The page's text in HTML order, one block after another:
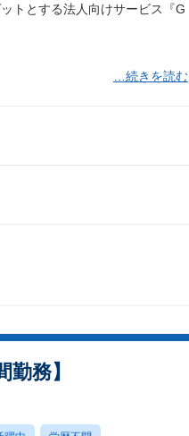
トとする法人向けサービス『G
…続きを読む
務】